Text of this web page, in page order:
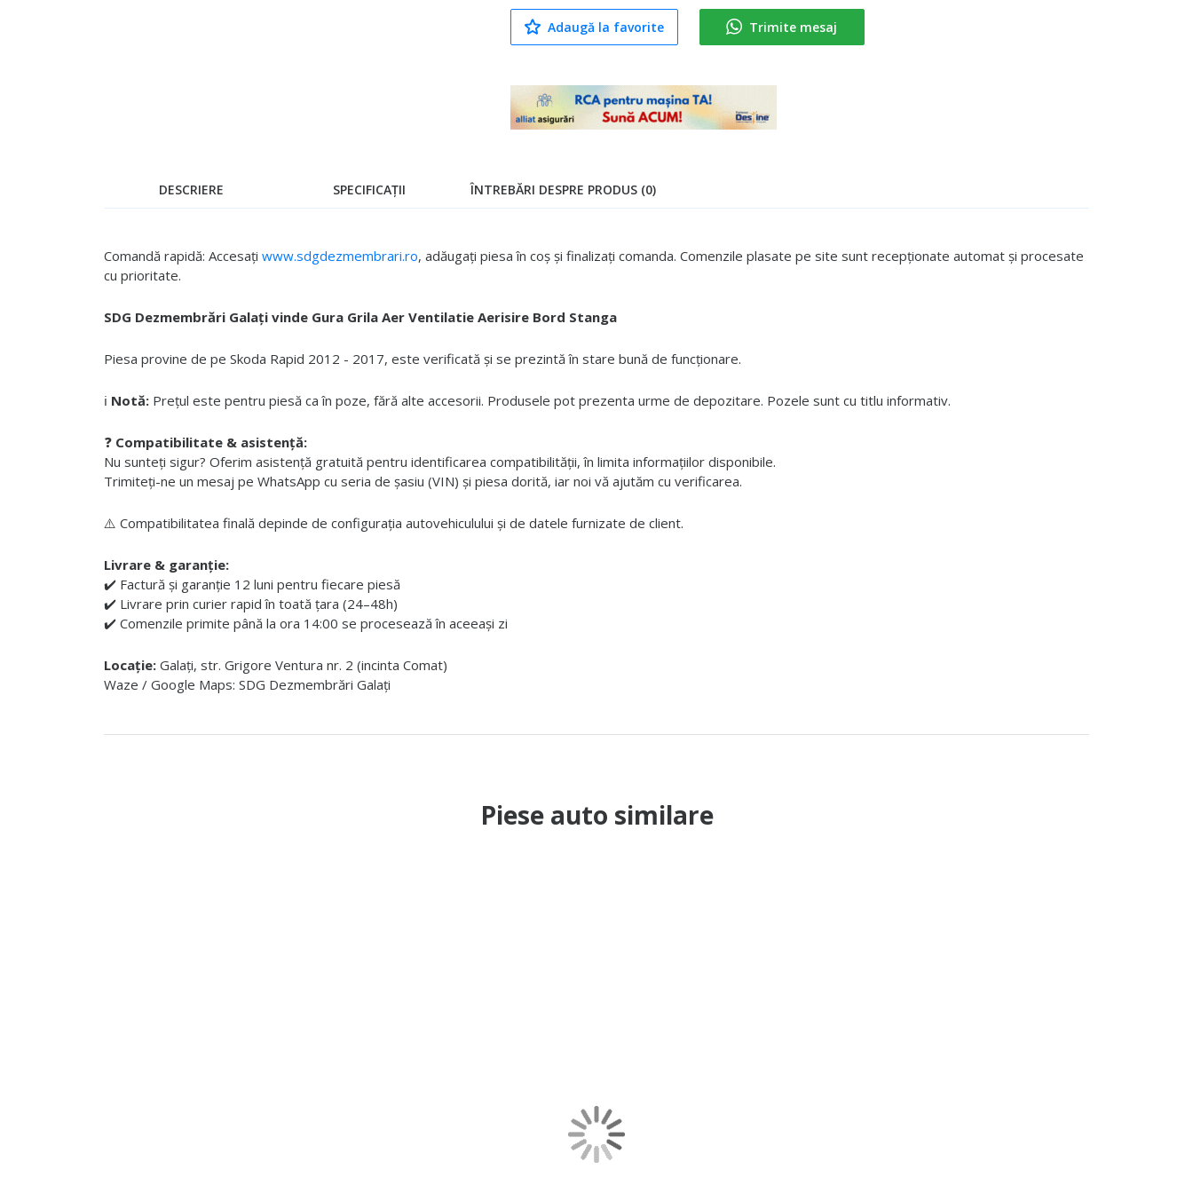
Adaugă la favorite Trimite mesaj
DESCRIERE
Comandă rapidă: Accesați www.sdgdezmembrari.ro, adăugați piesa în coș și finalizați comanda. Comenzile plasate pe site sunt recepționate automat și procesate
cu prioritate.
SDG Dezmembrări Galați vinde Gura Grila Aer Ventilatie Aerisire Bord Stanga
Piesa provine de pe Skoda Rapid 2012 - 2017, este verificată și se prezintă în stare bună de funcționare.
ℹ️ Notă: Prețul este pentru piesă ca în poze, fără alte accesorii. Produsele pot prezenta urme de depozitare. Pozele sunt cu titlu informativ.
❓ Compatibilitate & asistență:
Nu sunteți sigur? Oferim asistență gratuită pentru identificarea compatibilității, în limita informațiilor disponibile.
Trimiteți-ne un mesaj pe WhatsApp cu seria de șasiu (VIN) și piesa dorită, iar noi vă ajutăm cu verificarea.
⚠️ Compatibilitatea finală depinde de configurația autovehiculului și de datele furnizate de client.
Livrare & garanție:
✔️ Factură și garanție 12 luni pentru fiecare piesă
✔️ Livrare prin curier rapid în toată țara (24–48h)
✔️ Comenzile primite până la ora 14:00 se procesează în aceeași zi
Locație: Galați, str. Grigore Ventura nr. 2 (incinta Comat)
Waze / Google Maps: SDG Dezmembrări Galați
SPECIFICAȚII ÎNTREBĂRI DESPRE PRODUS (0)
Piese auto similare